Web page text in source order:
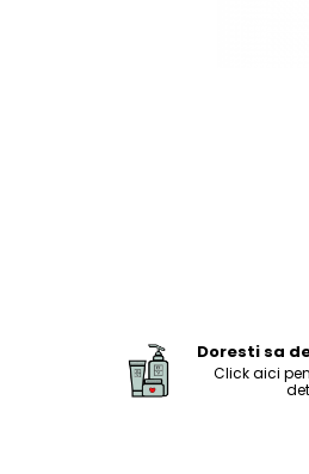
Doresti sa
Click aici